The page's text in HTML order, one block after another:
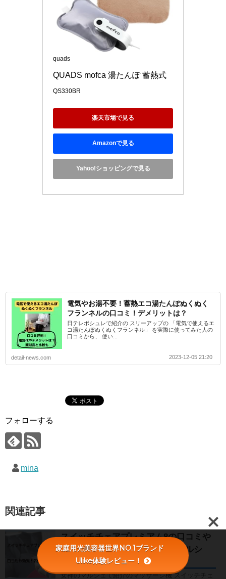
quads
QUADS mofca 湯たんぽ 蓄熱式
QS330BR
楽天市場で見る
Amazonで見る
Yahoo!ショッピングで見る
電気やお湯不要！蓄熱エコ湯たんぽぬくぬく
フランネルの口コミ！デメリットは？
日テレポシュレで紹介の スリーアップの 「電気で使えるエ
コ湯たんぽぬくぬくフランネル」 を実際に使ってみた人の
口コミから、 使い...
detail-news.com 2023-12-05 21:20
フォローする
mina
関連記事
スイッチチェアプレミアム8の口コミや
効果！7との違いは？【女神のマルシ
ェ】
女神のマルシェで紹介のマッサージ機 スイッチチェ
家庭用光美容器世界NO.1ブランド
Ulike体験レビュー！